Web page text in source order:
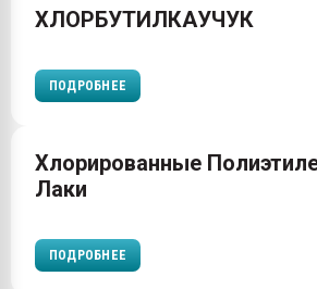
ХЛОРБУТИЛКАУЧУК
ПОДРОБНЕЕ
Хлорированные
Лаки
ПОДРОБНЕЕ